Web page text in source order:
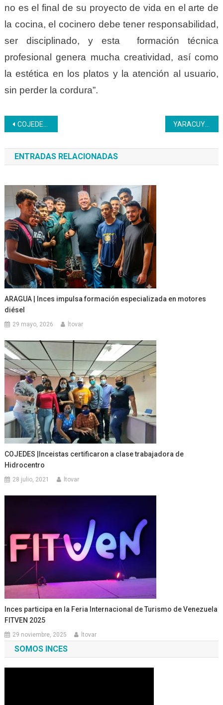
no es el final de su proyecto de vida en el arte de
la cocina, el cocinero debe tener responsabilidad,
ser disciplinado, y esta formación técnica
profesional genera mucha creatividad, así como
la estética en los platos y la atención al usuario,
sin perder la cordura”.
Navegación
de
entradas
COJEDES | Estudiantes del Liceo Bolivariano Unificado “Anzoátegui” Fortalecen la Comunidad educativa a través de Proyecto de Carpintería YARACUY | Estudiantes del Sistema de Orquestas Módulo Inces realizaron recital de violín
ENTRADAS RELACIONADAS
ARAGUA | Inces impulsa formación especializada en motores
diésel
29 mayo, 2026 ltovar
COJEDES |Inceistas certificaron a clase trabajadora de
Hidrocentro
28 julio, 2021 ltovar
Inces participa en la Feria Internacional de Turismo de Venezuela
FITVEN 2025
29 noviembre, 2025 ltovar
SOMOS INCES